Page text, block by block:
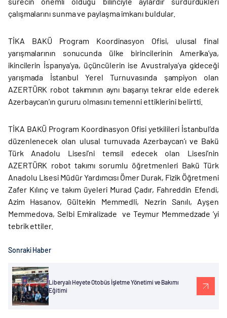
çalışmalarını sunma ve paylaşma imkanı buldular.
TİKA BAKÜ Program Koordinasyon Ofisi, ulusal final
yarışmalarının sonucunda ülke birincilerinin Amerika’ya,
ikincilerin İspanya’ya, üçüncülerin ise Avustralya’ya gideceği
yarışmada İstanbul Yerel Turnuvasında şampiyon olan
AZERTÜRK robot takımının aynı başarıyı tekrar elde ederek
Azerbaycan’ın gururu olmasını temenni ettiklerini belirtti.
TİKA BAKÜ Program Koordinasyon Ofisi yetkilileri İstanbul’da
düzenlenecek olan ulusal turnuvada Azerbaycan’ı ve Bakü
Türk Anadolu Lisesi’ni temsil edecek olan Lisesi’nin
AZERTÜRK robot takımı sorumlu öğretmenleri Bakü Türk
Anadolu Lisesi Müdür Yardımcısı Ömer Durak, Fizik Öğretmeni
Zafer Kılınç ve takım üyeleri Murad Çadır, Fahreddin Efendi,
Azim Hasanov, Gültekin Memmedli, Nezrin Sanılı, Ayşen
Memmedova, Selbi Emiralizade ve Teymur Memmedzade ’yi
tebrik ettiler.
Sonraki Haber
Liberyalı Heyete Otobüs İşletme Yönetimi ve Bakımı
Eğitimi